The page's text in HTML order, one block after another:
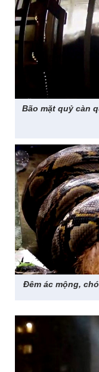
Bão mặt quỷ càn
Đêm ác mộng,